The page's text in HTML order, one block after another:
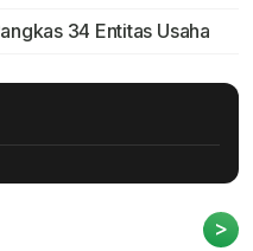
34 Entitas Usaha
>